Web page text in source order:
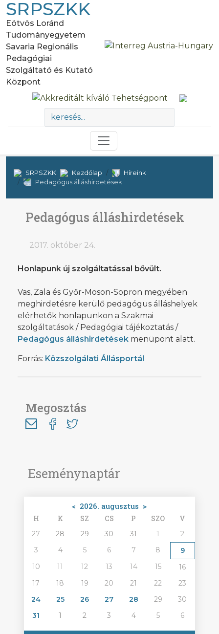
SRPSZKK
Eötvös Loránd
Tudományegyetem
Savaria Regionális
Pedagógiai
Szolgáltató és Kutató
Központ
SRPSZKK Kezdőlap
Híreink
Pedagógus álláshirdetések
Eseménynaptár
< 2026. augusztus >
H K SZ CS P SZO V
27 28 29 30 31 1
2
3
4 5 6 7 8
9
10
11 12 13 14 15
16
17
18 19 20 21 22
23
24
25 26 27 28 29
30
31
1 2 3 4 5 6
Pedagógus álláshirdetések
2017. október 24.
Honlapunk új szolgáltatással bővült.
Vas, Zala és Győr-Moson-Sopron megyében
meghirdetésre kerülő pedagógus álláshelyek
elérhetők honlapunkon a Szakmai
szolgáltatások / Pedagógiai tájékoztatás /
Pedagógus álláshirdetések menüpont alatt.
Forrás: Közszolgálati Állásportál
Megosztás